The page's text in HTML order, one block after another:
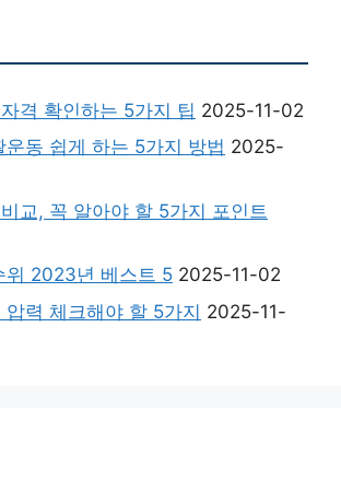
격 확인하는 5가지 팁 2025-11-02
운동 쉽게 하는 5가지 방법 2025-
교, 꼭 알아야 할 5가지 포인트
위 2023년 베스트 5 2025-11-02
압력 체크해야 할 5가지 2025-11-